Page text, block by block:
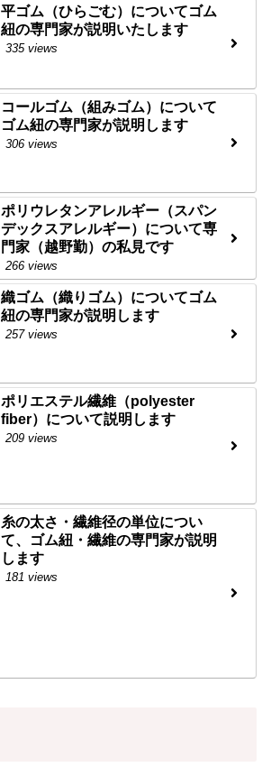
平ゴム（ひらごむ）についてゴム
紐の専門家が説明いたします
335 views
コールゴム（組みゴム）について
ゴム紐の専門家が説明します
306 views
ポリウレタンアレルギー（スパン
デックスアレルギー）について専
門家（越野勤）の私見です
266 views
織ゴム（織りゴム）についてゴム
紐の専門家が説明します
257 views
ポリエステル繊維（polyester
fiber）について説明します
209 views
糸の太さ・繊維径の単位につい
て、ゴム紐・繊維の専門家が説明
します
181 views